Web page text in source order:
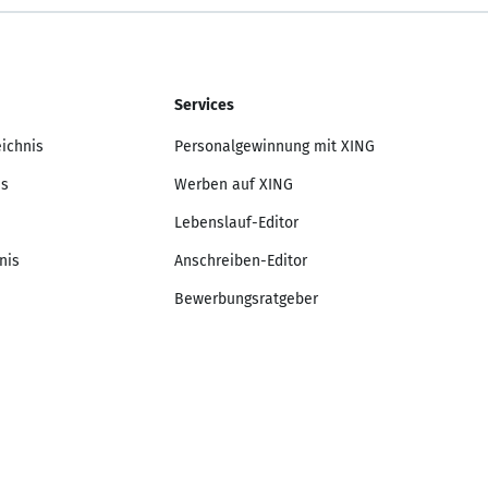
Services
Personalgewinnung mit XING
Werben auf XING
Lebenslauf-Editor
Anschreiben-Editor
Bewerbungsratgeber